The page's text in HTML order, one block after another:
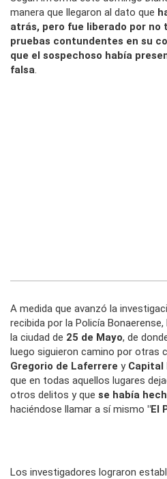
manera que llegaron al dato que
atrás, pero fue liberado por
pruebas contundentes en su
que el sospechoso había
falsa.
A medida que avanzó la
recibida por la Policía
la ciudad de 25 de Mayo, de
luego siguieron camino por otras
Gregorio de Laferrere y Capital
que en todas aquellos lugares
otros delitos y que se había
haciéndose llamar a sí mismo "El
Los investigadores lograron